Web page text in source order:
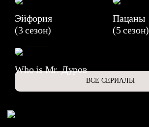
Эйфория
(3 сезон)
Пацаны
(5 сезон)
Who is Mr. Дуров
ВСЕ СЕРИАЛЫ